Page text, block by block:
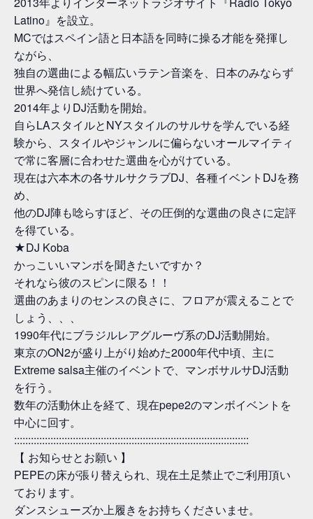
Latino』を設立。
MCではスペイン語と日本語を同時に操る才能を発揮し
ながら、
独自の選曲による幅広いラテン音楽を、日本のみならず
世界へ発信し続けている。
2014年よりDJ活動を開始。
自らLAスタイルとNYスタイルのサルサを学んでいる経
験から、スタイルやジャンルに偏らないオールマイティ
で常に客層に合わせた選曲を心がけている。
現在は六本木の各サルサクラブDJ、各種イベントDJを務
め、
他のDJ陣も唸らすほど、その圧倒的な選曲の良さに定評
を得ている。
★DJ Koba
かっこいいマンボを聞きたいですか？
それなら彼のスピンに限る！！
選曲のあまりのセンスの良さに、フロアが震えることで
しょう、、、
1990年代にブラジルレアグルーヴ系のDJ活動開始。
東京のON2が盛り上がり始めた2000年代中頃、主に
Extreme salsa主催のイベントで、マンボサルサDJ活動
を行う。
数年の活動休止を経て、現在pepe2のマンボイベントを
中心に回す。
::::::::::::::::::::::::::::::::::::::::::::::::::::::::::::::::::::::::::::::::::::
【 お知らせとお願い 】
PEPEの床が張り替えられ、現在土足禁止でご利用頂い
ております。
ダンスシューズか上履きをお持ちくださいませ。